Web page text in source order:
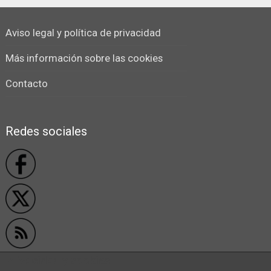
Aviso legal y política de privacidad
Más información sobre las cookies
Contacto
Redes sociales